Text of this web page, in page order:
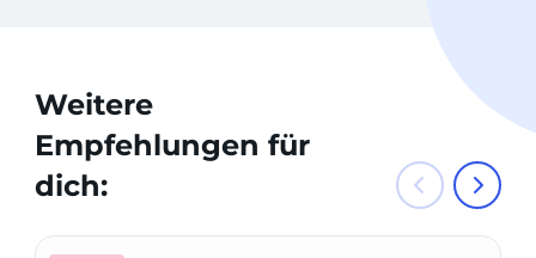
Weitere
Empfehlungen für
dich: